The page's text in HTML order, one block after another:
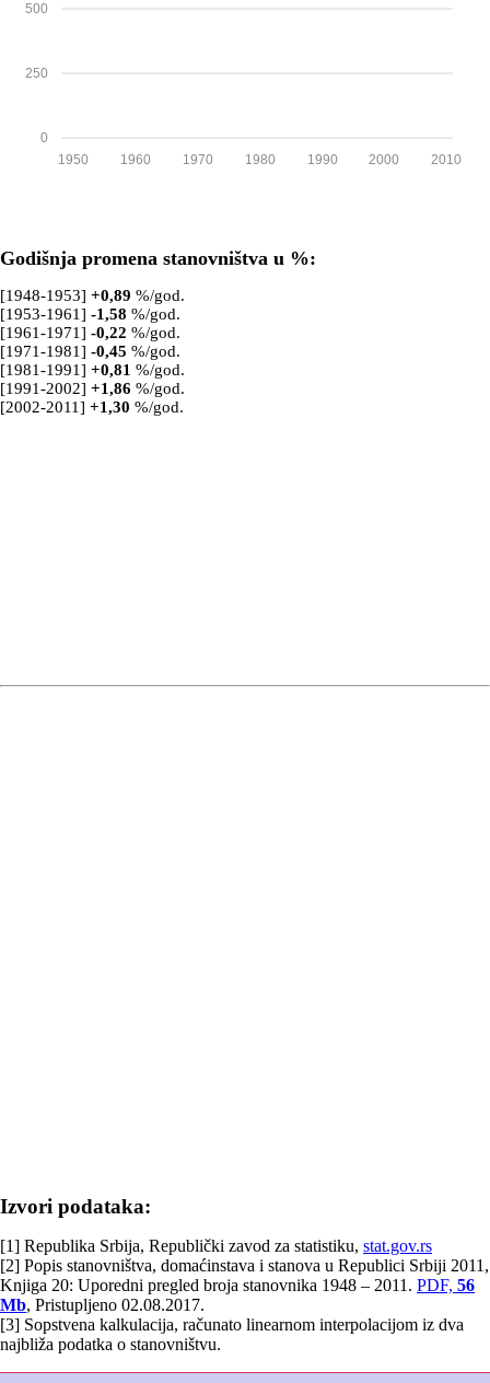
0
250
500
2010
2000
1990
1980
1970
1960
1950
Godišnja promena stanovništva u %:
[1948-1953] +0,89 %/god.
[1953-1961] -1,58 %/god.
[1961-1971] -0,22 %/god.
[1971-1981] -0,45 %/god.
[1981-1991] +0,81 %/god.
[1991-2002] +1,86 %/god.
[2002-2011] +1,30 %/god.
Izvori podataka:
[1] Republika Srbija, Republički zavod za statistiku, stat.gov.rs
[2] Popis stanovništva, domaćinstava i stanova u Republici Srbiji 2011,
Knjiga 20: Uporedni pregled broja stanovnika 1948 – 2011. PDF, 56
Mb, Pristupljeno 02.08.2017.
[3] Sopstvena kalkulacija, računato linearnom interpolacijom iz dva
najbliža podatka o stanovništvu.